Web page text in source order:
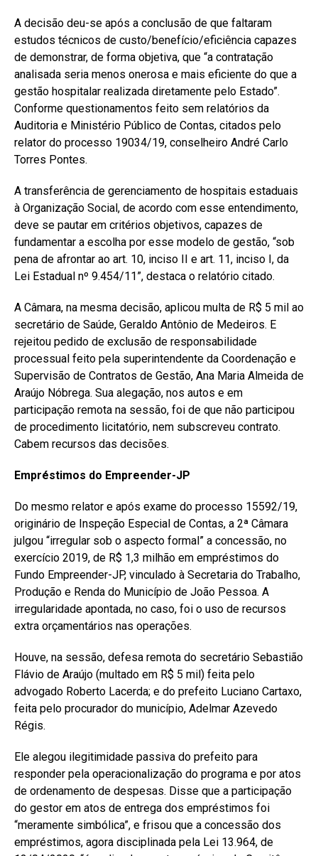
A decisão deu-se após a conclusão de que faltaram
estudos técnicos de custo/benefício/eficiência capazes
de demonstrar, de forma objetiva, que “a contratação
analisada seria menos onerosa e mais eficiente do que a
gestão hospitalar realizada diretamente pelo Estado”.
Conforme questionamentos feito sem relatórios da
Auditoria e Ministério Público de Contas, citados pelo
relator do processo 19034/19, conselheiro André Carlo
Torres Pontes.
A transferência de gerenciamento de hospitais estaduais
à Organização Social, de acordo com esse entendimento,
deve se pautar em critérios objetivos, capazes de
fundamentar a escolha por esse modelo de gestão, “sob
pena de afrontar ao art. 10, inciso II e art. 11, inciso I, da
Lei Estadual nº 9.454/11”, destaca o relatório citado.
A Câmara, na mesma decisão, aplicou multa de R$ 5 mil ao
secretário de Saúde, Geraldo Antônio de Medeiros. E
rejeitou pedido de exclusão de responsabilidade
processual feito pela superintendente da Coordenação e
Supervisão de Contratos de Gestão, Ana Maria Almeida de
Araújo Nóbrega. Sua alegação, nos autos e em
participação remota na sessão, foi de que não participou
de procedimento licitatório, nem subscreveu contrato.
Cabem recursos das decisões.
Empréstimos do Empreender-JP
Do mesmo relator e após exame do processo 15592/19,
originário de Inspeção Especial de Contas, a 2ª Câmara
julgou “irregular sob o aspecto formal” a concessão, no
exercício 2019, de R$ 1,3 milhão em empréstimos do
Fundo Empreender-JP, vinculado à Secretaria do Trabalho,
Produção e Renda do Município de João Pessoa. A
irregularidade apontada, no caso, foi o uso de recursos
extra orçamentários nas operações.
Houve, na sessão, defesa remota do secretário Sebastião
Flávio de Araújo (multado em R$ 5 mil) feita pelo
advogado Roberto Lacerda; e do prefeito Luciano Cartaxo,
feita pelo procurador do município, Adelmar Azevedo
Régis.
Ele alegou ilegitimidade passiva do prefeito para
responder pela operacionalização do programa e por atos
de ordenamento de despesas. Disse que a participação
do gestor em atos de entrega dos empréstimos foi
“meramente simbólica”, e frisou que a concessão dos
empréstimos, agora disciplinada pela Lei 13.964, de